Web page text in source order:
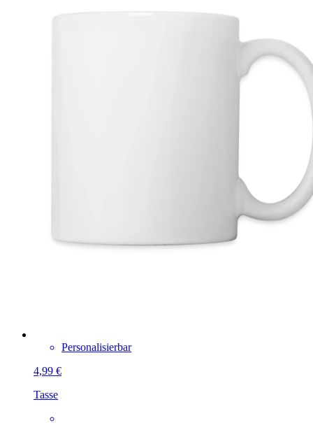
Personalisierbar
4,99 €
Tasse